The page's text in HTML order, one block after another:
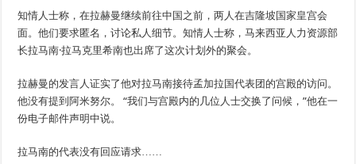
知情人士称，在拉赫曼继续前往中国之前，两人在吉隆坡国家皇宫会
面。他们要求匿名，讨论私人细节。知情人士称，马来西亚人力资源部
长拉马南·拉马克里希南也出席了这次计划外的聚会。
拉赫曼的发言人证实了他对拉马南接待孟加拉国代表团的宫殿的访问。
他没有提到阿米努尔。 “我们与宫殿内的几位人士交换了问候，”他在一
份电子邮件声明中说。
拉马南的代表没有回应请求……